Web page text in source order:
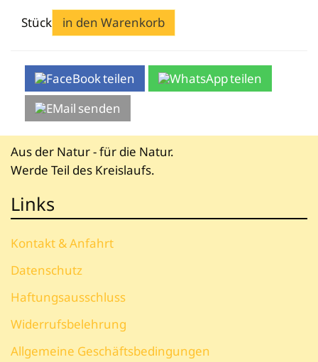
Rähmchen & Zubehör
Propolisernte
Stockwaagen
Bienenluft
Imkerei
Bienengesundheit
Bienenweide
Honig & Bienenprodukte
Königinnenzucht
Mundhygiene
Geschenke/Diverses
Stück in den Warenkorb
teilen
teilen
senden
Aus der Natur - für die Natur.
Werde Teil des Kreislaufs.
Links
Kontakt & Anfahrt
Datenschutz
Haftungsausschluss
Widerrufsbelehrung
Allgemeine Geschäftsbedingungen